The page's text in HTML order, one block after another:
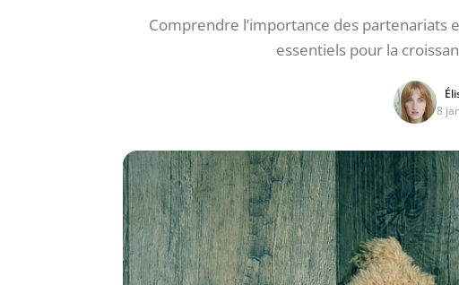
Comprendre l’importance des partenariats
essentiels pour la
8